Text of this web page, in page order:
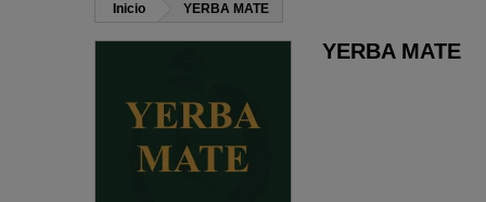
Inicio YERBA MATE
YERBA MATE